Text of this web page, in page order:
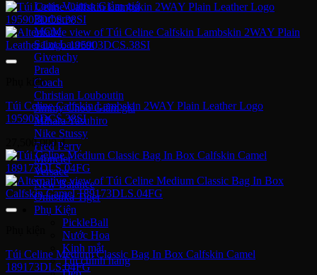
Louis Vuitton
Burberry
MCM
Saint Laurent
Givenchy
Prada
Coach
Christian Louboutin
Jimmy Choo
Mihara Yasuhiro
Nike Stussy
Fred Perry
Moncler
Versace
New Balance
Onitsuka Tiger
Phụ Kiện
PickleBall
Nước Hoa
Kinh mắt
Túi chính hãng
Phụ kiện
Túi Celine Calfskin Lambskin 2WAY Plain Leather Logo
195903DCS.38SI
27,500,000₫
Túi Celine Medium Classic Bag In Box Calfskin Camel
189173DLS.04FG